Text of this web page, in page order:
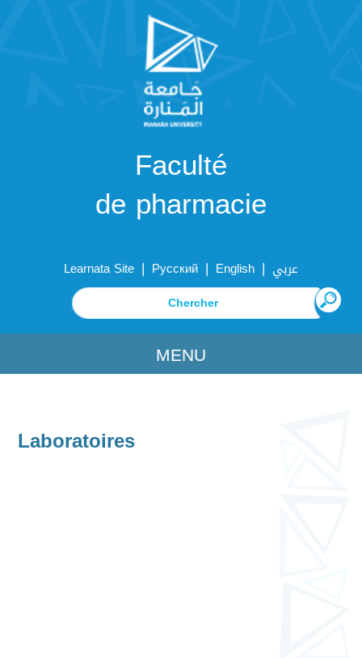
Faculté
de pharmacie
Learnata Site | Русский | English | عربي
MENU
Laboratoires